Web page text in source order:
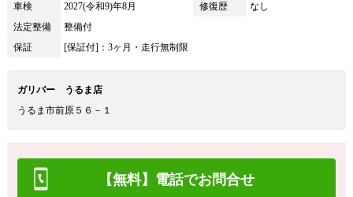
車検
2027(令和9)年8月 修復歴
なし
法定整備
整備付
保証
[保証付]：3ヶ月・走行無制限
ガリバー うるま店
うるま市前原５６－１
【無料】電話でお問合せ